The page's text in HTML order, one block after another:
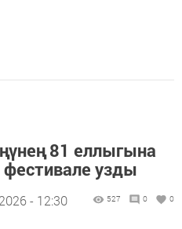
81 еллыгына
узды
- 12:30 527 0 0